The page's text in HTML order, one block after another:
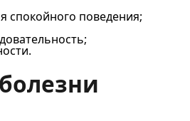
поведения;